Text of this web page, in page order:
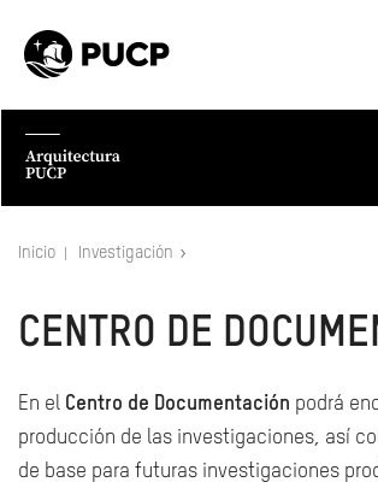
Inicio Investigación
CENTRO DE
En el Centro de Documentación podrá
producción de las investigaciones, así
de base para futuras investigaciones